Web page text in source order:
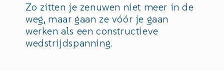
Zo zitten je zenuwen niet meer in de
weg, maar gaan ze vóór je gaan
werken als een constructieve
wedstrijdspanning.